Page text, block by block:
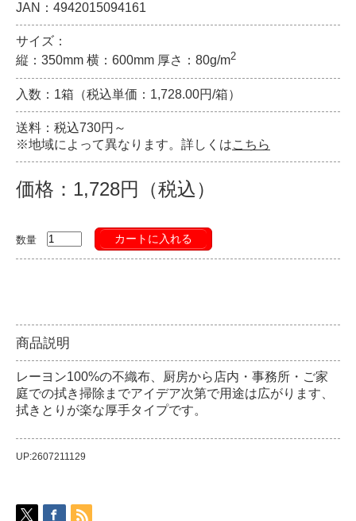
JAN：4942015094161
サイズ：
縦：350mm 横：600mm 厚さ：80g/m2
入数：1箱（税込単価：1,728.00円/箱）
送料：税込730円～
※地域によって異なります。詳しくはこちら
価格：1,728円（税込）
数量 カートに入れる
商品説明
レーヨン100%の不織布、厨房から店内・事務所・ご家
庭での拭き掃除までアイデア次第で用途は広がります、
拭きとりが楽な厚手タイプです。
UP:2607211129